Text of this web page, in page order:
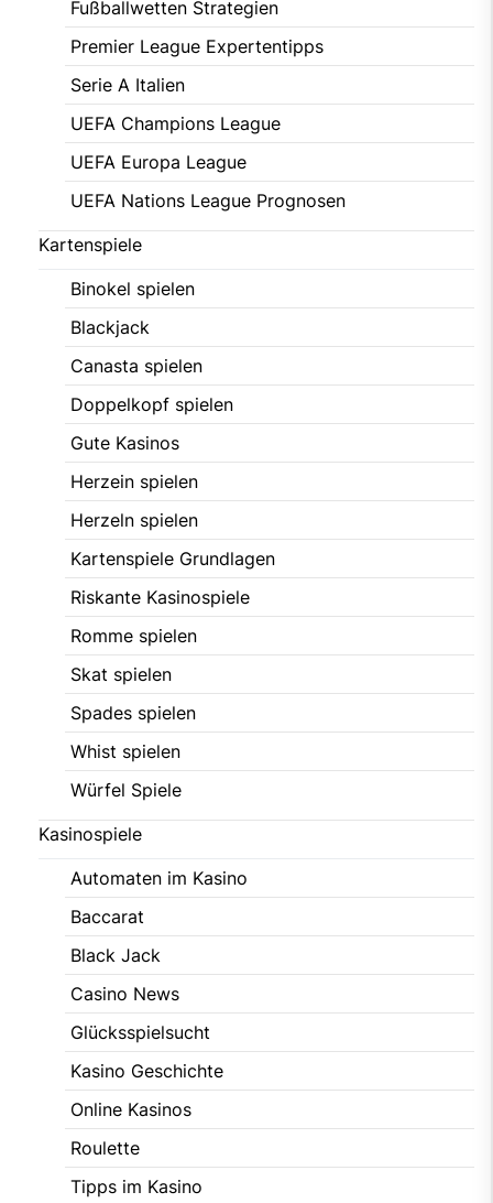
Fußballwetten Strategien
Premier League Expertentipps
Serie A Italien
UEFA Champions League
UEFA Europa League
UEFA Nations League Prognosen
Kartenspiele
Binokel spielen
Blackjack
Canasta spielen
Doppelkopf spielen
Gute Kasinos
Herzein spielen
Herzeln spielen
Kartenspiele Grundlagen
Riskante Kasinospiele
Romme spielen
Skat spielen
Spades spielen
Whist spielen
Würfel Spiele
Kasinospiele
Automaten im Kasino
Baccarat
Black Jack
Casino News
Glücksspielsucht
Kasino Geschichte
Online Kasinos
Roulette
Tipps im Kasino